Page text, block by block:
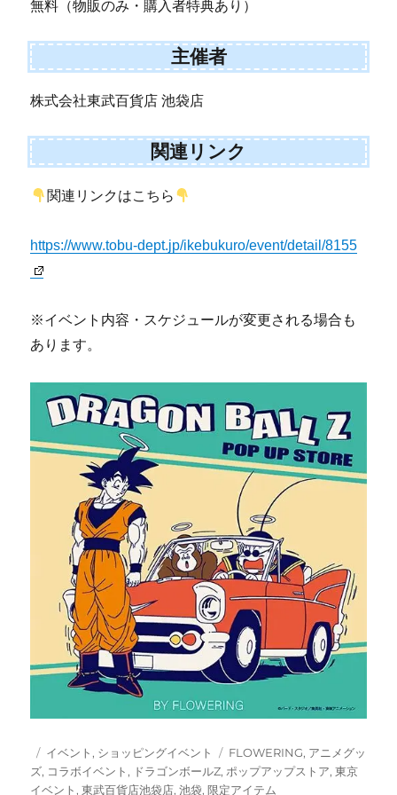
無料（物販のみ・購入者特典あり）
主催者
株式会社東武百貨店 池袋店
関連リンク
関連リンクはこちら
https://www.tobu-dept.jp/ikebukuro/event/detail/8155
※イベント内容・スケジュールが変更される場合も
あります。
投
稿
日:
カ
テ
ゴ
イベント , ショッピングイベント
タ
グ
FLOWERING, アニメグッ
ズ, コラボイベント , ドラゴンボールZ, ポップアップストア,東京
イベント ,東武百貨店池袋店,池袋,限定アイテム